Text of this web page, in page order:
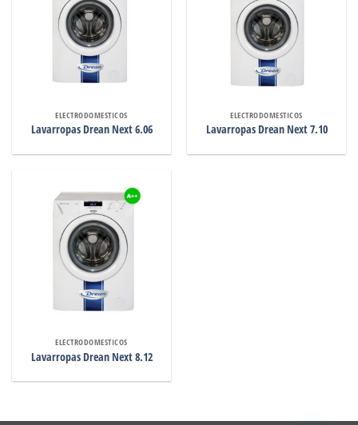
ELECTRODOMESTICOS
Lavarropas Drean Next 6.06
ELECTRODOMESTICOS
Lavarropas Drean Next 7.10
ELECTRODOMESTICOS
Lavarropas Drean Next 8.12